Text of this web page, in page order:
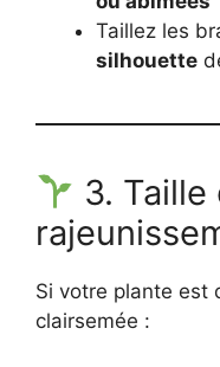
Taillez les
silhouette
3. Taille
Si votre plante est
clairsemée :